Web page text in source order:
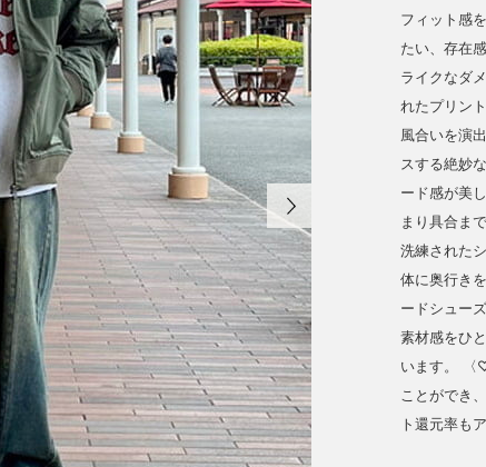
フィット感
たい、存在
ライクなダ
れたプリン
風合いを演
スする絶妙
ード感が美
まり具合ま
洗練された
体に奥行き
ードシュー
素材感をひ
います。 〈
ことができ
ト還元率も